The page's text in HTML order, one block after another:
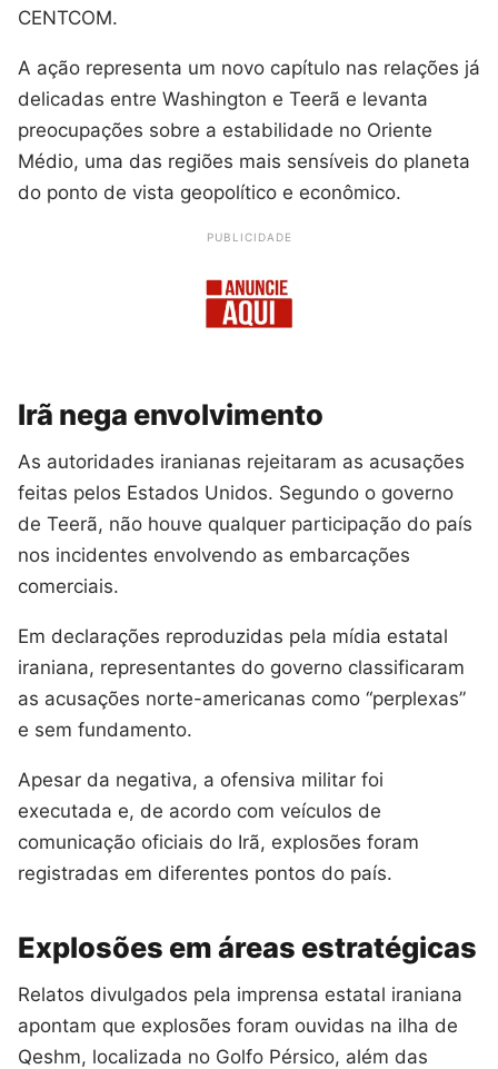
CENTCOM.
A ação representa um novo capítulo nas relações já
delicadas entre Washington e Teerã e levanta
preocupações sobre a estabilidade no Oriente
Médio, uma das regiões mais sensíveis do planeta
do ponto de vista geopolítico e econômico.
PUBLICIDADE
Irã nega envolvimento
As autoridades iranianas rejeitaram as acusações
feitas pelos Estados Unidos. Segundo o governo
de Teerã, não houve qualquer participação do país
nos incidentes envolvendo as embarcações
comerciais.
Em declarações reproduzidas pela mídia estatal
iraniana, representantes do governo classificaram
as acusações norte-americanas como “perplexas”
e sem fundamento.
Apesar da negativa, a ofensiva militar foi
executada e, de acordo com veículos de
comunicação oficiais do Irã, explosões foram
registradas em diferentes pontos do país.
Explosões em áreas estratégicas
Relatos divulgados pela imprensa estatal iraniana
apontam que explosões foram ouvidas na ilha de
Qeshm, localizada no Golfo Pérsico, além das